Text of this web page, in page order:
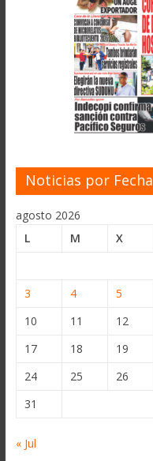
Noticias por Fecha
agosto 2026
L
M X
3
4 5
10
11 12
17
18 19
24
25 26
31
« Jul